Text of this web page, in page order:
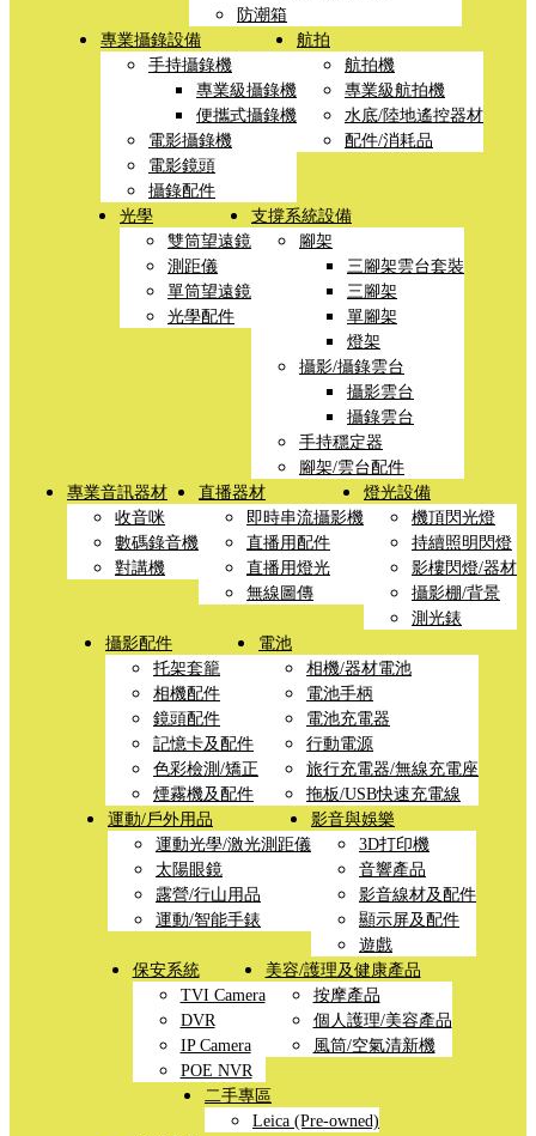
防潮箱
專業攝錄設備
手持攝錄機
專業級攝錄機
便攜式攝錄機
電影攝錄機
電影鏡頭
攝錄配件
航拍
航拍機
專業級航拍機
水底/陸地遙控器材
配件/消耗品
光學
雙筒望遠鏡
測距儀
單筒望遠鏡
光學配件
支撐系統設備
腳架
三腳架雲台套裝
三腳架
單腳架
燈架
攝影/攝錄雲台
攝影雲台
攝錄雲台
手持穩定器
腳架/雲台配件
專業音訊器材
收音咪
數碼錄音機
對講機
直播器材
即時串流攝影機
直播用配件
直播用燈光
無線圖傳
燈光設備
機頂閃光燈
持續照明閃燈
影樓閃燈/器材
攝影棚/背景
測光錶
攝影配件
托架套籠
相機配件
鏡頭配件
記憶卡及配件
色彩檢測/矯正
煙霧機及配件
電池
相機/器材電池
電池手柄
電池充電器
行動電源
旅行充電器/無線充電座
拖板/USB快速充電線
運動/戶外用品
運動光學/激光測距儀
太陽眼鏡
露營/行山用品
運動/智能手錶
影音與娛樂
3D打印機
音響產品
影音線材及配件
顯示屏及配件
遊戲
保安系統
TVI Camera
DVR
IP Camera
POE NVR
美容/護理及健康產品
按摩產品
個人護理/美容產品
風筒/空氣清新機
二手專區
Leica (Pre-owned)